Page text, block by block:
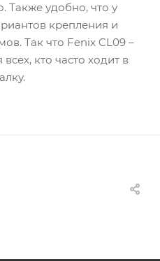
Также удобно, что у
крепления и
Так что Fenix CL09 –
кто часто ходит в